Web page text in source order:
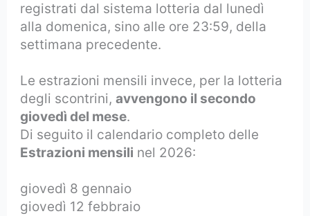
registrati dal sistema lotteria dal lunedì
alla domenica, sino alle ore 23:59, della
settimana precedente.
Le estrazioni mensili invece, per la lotteria
degli scontrini,avvengono il secondo
giovedì del mese.
Di seguito il calendario completo delle
Estrazioni mensili nel 2026:
giovedì 8 gennaio
giovedì 12 febbraio